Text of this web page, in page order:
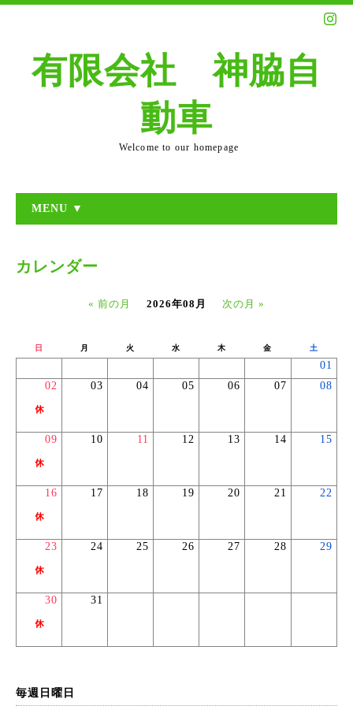
有限会社 神脇自
動車
Welcome to our homepage
MENU ▼
カレンダー
« 前の月 2026年08月 次の月 »
日 月 火 水 木 金 土
01
02
03 04 05 06 07 08
09 10 11 12 13 14 15
16 17 18 19 20 21 22
23 24 25 26 27 28 29
30 31
毎週日曜日